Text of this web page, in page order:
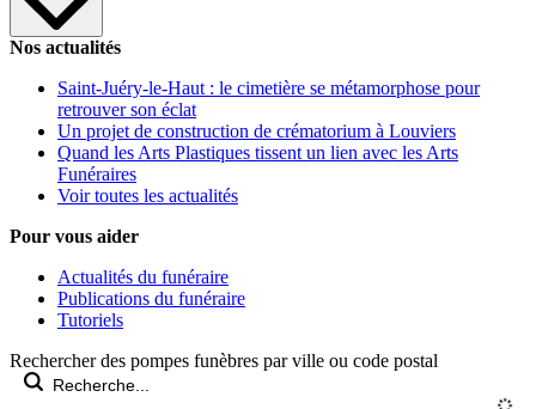
Nos actualités
Saint-Juéry-le-Haut : le cimetière se métamorphose pour
retrouver son éclat
Un projet de construction de crématorium à Louviers
Quand les Arts Plastiques tissent un lien avec les Arts
Funéraires
Voir toutes les actualités
Pour vous aider
Actualités du funéraire
Publications du funéraire
Tutoriels
Rechercher des pompes funèbres par ville ou code postal